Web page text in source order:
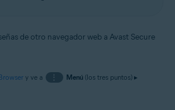
de otro navegador web a Avast Secure
y ve a ⋮ Menú(los tres puntos) ▸